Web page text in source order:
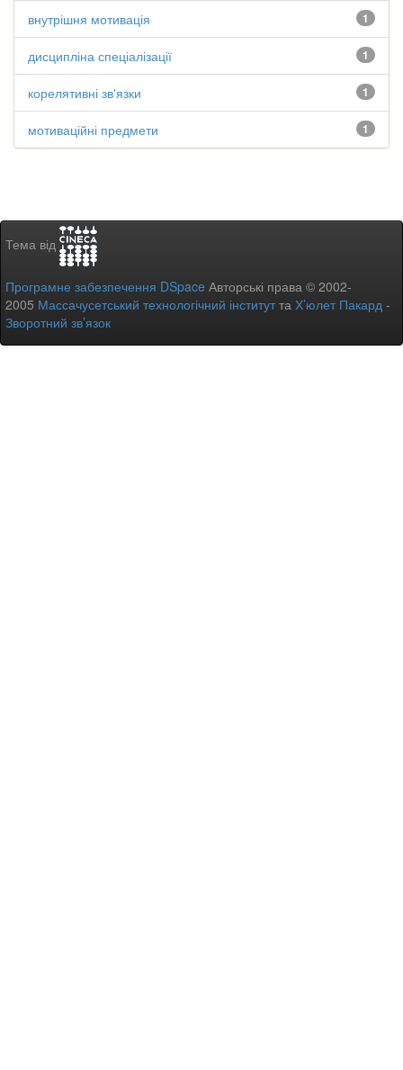
1
внутрішня мотивація
1
дисципліна спеціалізації
1
корелятивні зв'язки
1
мотиваційні предмети
Тема від
Програмне забезпечення DSpace Авторські права © 2002-
2005 Массачусетський технологічний інститутта Х’юлет Пакард -
Зворотний зв’язок